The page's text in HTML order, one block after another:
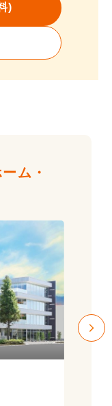
)
ム・